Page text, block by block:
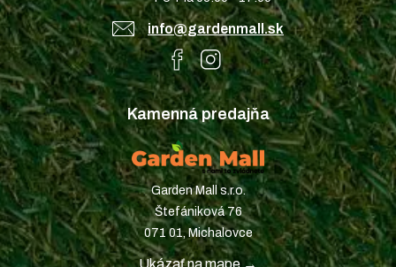
info@gardenmall.sk
Kamenná predajňa
Garden Mall s.r.o.
Štefániková 76
071 01, Michalovce
Ukázať na mape →